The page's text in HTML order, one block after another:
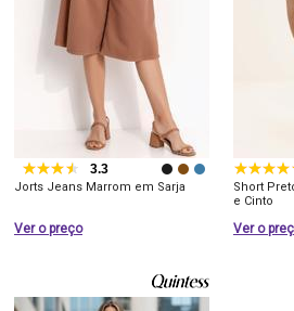
3.3
Jorts Jeans Marrom em Sarja
Ver o preço
Short
e Cinto
Ver o